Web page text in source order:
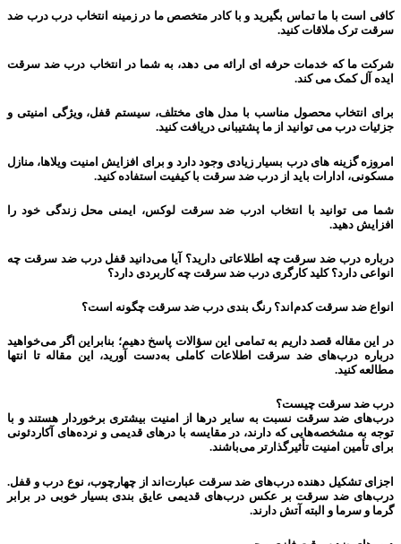
کافی است با ما تماس بگیرید و با کادر متخصص ما در زمینه انتخاب درب درب ضد
سرقت ترک ملاقات کنید.
شرکت ما که خدمات حرفه ای ارائه می دهد، به شما در انتخاب درب ضد سرقت
ایده آل کمک می کند.
برای انتخاب محصول مناسب با مدل های مختلف، سیستم قفل، ویژگی امنیتی و
جزئیات درب می توانید از ما پشتیبانی دریافت کنید.
امروزه گزینه های درب بسیار زیادی وجود دارد و برای افزایش امنیت ویلاها، منازل
مسکونی، ادارات باید از درب ضد سرقت با کیفیت استفاده کنید.
شما می توانید با انتخاب ادرب ضد سرقت لوکس، ایمنی محل زندگی خود را
افزایش دهید.
درباره درب ضد سرقت چه اطلاعاتی دارید؟ آیا می‌دانید قفل درب ضد سرقت چه
انواعی دارد؟ کلید کارگری درب ضد سرقت چه کاربردی دارد؟
انواع ضد سرقت کدم‌اند؟ رنگ بندی درب ضد سرقت چگونه است؟
در این مقاله قصد داریم به تمامی این سؤالات پاسخ دهیم؛ بنابراین اگر می‌خواهید
درباره درب‌های ضد سرقت اطلاعات کاملی به‌دست آورید، این مقاله تا انتها
مطالعه کنید.
درب ضد سرقت چیست؟
درب‌های ضد سرقت نسبت به سایر درها از امنیت بیشتری برخوردار هستند و با
توجه به مشخصه‌هایی که دارند، در مقایسه با درهای قدیمی و نرده‌های آکاردئونی
برای تأمین امنیت تأثیرگذارتر می‌باشند.
اجزای تشکیل دهنده درب‌های ضد سرقت عبارت‌اند از چهارچوب، نوع درب و قفل.
درب‌های ضد سرقت بر عکس درب‌های قدیمی عایق بندی بسیار خوبی در برابر
گرما و سرما و البته آتش دارند.